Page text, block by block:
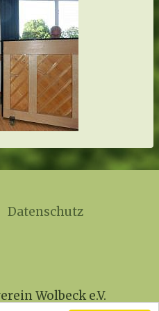
Datenschutz
Wolbeck e.V.